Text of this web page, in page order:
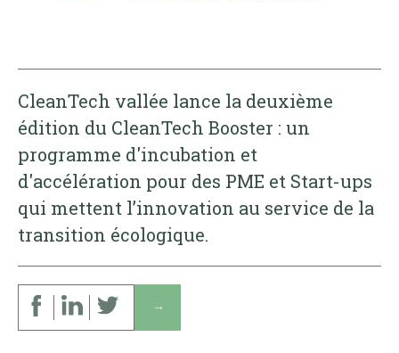
CleanTech vallée lance la deuxième
édition du CleanTech Booster : un
programme d'incubation et
d'accélération pour des PME et Start-ups
qui mettent l’innovation au service de la
transition écologique.
↓